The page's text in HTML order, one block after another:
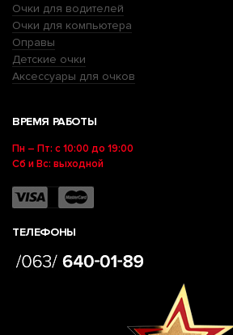
Очки для водителей
Очки для компьютера
Оправы
Детские очки
Аксессуары для очков
ВРЕМЯ РАБОТЫ
Пн – Пт: с 10:00 до 19:00
Сб и Вс: выходной
ТЕЛЕФОНЫ